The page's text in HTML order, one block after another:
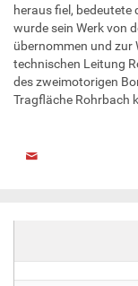
heraus fiel, bedeutete
wurde sein Werk von
übernommen und zur
technischen Leitung
des zweimotorigen
Tragfläche Rohrbach